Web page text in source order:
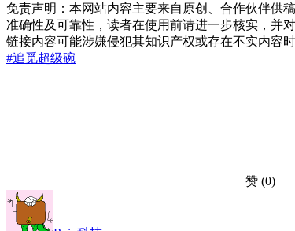
免责声明：本网站内容主要来自原创、合作伙伴供
准确性及可靠性，读者在使用前请进一步核实，并
链接内容可能涉嫌侵犯其知识产权或存在不实内容
#追觅超级碗
赞 (0)